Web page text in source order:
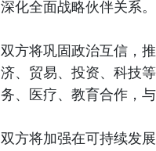
深化全面战略伙伴关系。
双方将巩固政治互信，
济、贸易、投资、科技
务、医疗、教育合作，
双方将加强在可持续发